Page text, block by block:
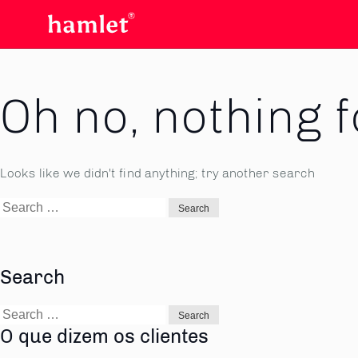
Oh no, nothing
Looks like we didn't find anything; try another search
Search
Search
Search
for:
O que dizem os clientes